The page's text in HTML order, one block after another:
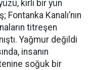
kirli bir yün
Kanalı’nın
titreşen
Yağmur değildi
insanın
soğuk bir